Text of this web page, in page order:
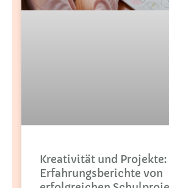
Kreativität und Projekte:
Erfahrungsberichte von